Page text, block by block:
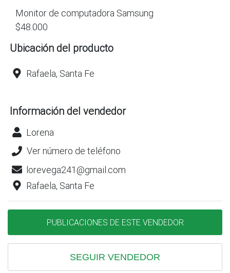
Monitor de computadora Samsung
$48.000
Ubicación del producto
Rafaela, Santa Fe
Información del vendedor
Lorena
Ver número de teléfono
lorevega241@gmail.com
Rafaela, Santa Fe
PUBLICACIONES DE ESTE VENDEDOR
SEGUIR VENDEDOR